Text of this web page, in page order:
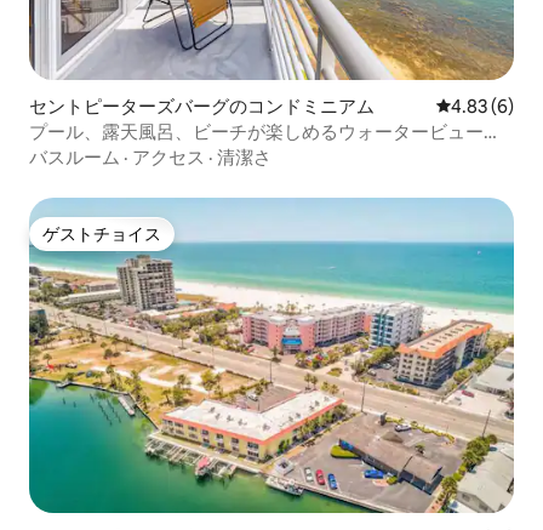
セントピーターズバーグのコンドミニアム レビュー6
4.83 (6)
プール、露天風呂、ビーチが楽しめるウォータービューコ
ンドミニアム
バスルーム · アクセス · 清潔さ
ゲストチョイス
ゲストチョイス